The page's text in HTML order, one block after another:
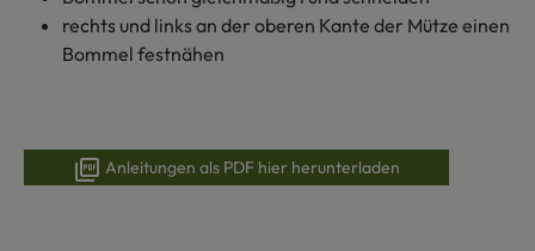
rechts und links an der oberen Kante der Mütze einen
Bommel festnähen
Anleitungen als PDF hier herunterladen